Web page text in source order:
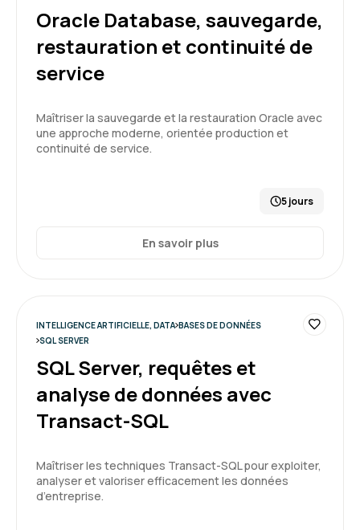
Oracle Database, sauvegarde,
restauration et continuité de
service
Maîtriser la sauvegarde et la restauration Oracle avec
une approche moderne, orientée production et
continuité de service.
5 jours
En savoir plus
INTELLIGENCE ARTIFICIELLE, DATA BASES DE DONNÉES
SQL SERVER
SQL Server, requêtes et
analyse de données avec
Transact-SQL
Maîtriser les techniques Transact-SQL pour exploiter,
analyser et valoriser efficacement les données
d’entreprise.